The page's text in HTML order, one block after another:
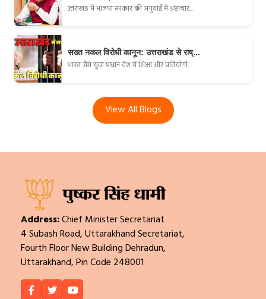
उत्तराखंड में भाजपा सरकार की अगुवाई में भ्रष्टाचार...
सख्त नकल विरोधी कानून: उत्तराखंड से राष्...
भारत जैसे युवा प्रधान देश में शिक्षा और प्रतियोगी...
View All Blogs
Address:Chief Minister Secretariat
4 Subash Road, Uttarakhand Secretariat,
Fourth Floor New Building Dehradun,
Uttarakhand, Pin Code 248001